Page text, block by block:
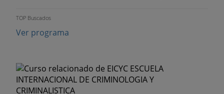
TOP Buscados
Ver programa